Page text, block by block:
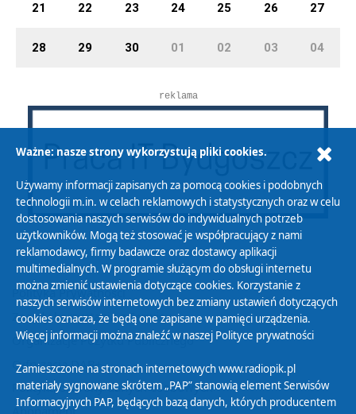
21 22 23 24 25 26 27
28 29 30 01 02 03 04
reklama
Polityka Prywatności
Zasady korzystania z Serwisu
Organizacje Pożytku Publicznego
Cyfryzacja DAB+
Polityka ochrony danych osobowych
Abonament
Ważne: nasze strony wykorzystują pliki cookies.
Używamy informacji zapisanych za pomocą cookies i podobnych
technologii m.in. w celach reklamowych i statystycznych oraz w celu
dostosowania naszych serwisów do indywidualnych potrzeb
użytkowników. Mogą też stosować je współpracujący z nami
reklamodawcy, firmy badawcze oraz dostawcy aplikacji
multimedialnych. W programie służącym do obsługi internetu
można zmienić ustawienia dotyczące cookies. Korzystanie z
naszych serwisów internetowych bez zmiany ustawień dotyczących
cookies oznacza, że będą one zapisane w pamięci urządzenia.
Więcej informacji można znaleźć w naszej Polityce prywatności
Zamieszczone na stronach internetowych www.radiopik.pl
materiały sygnowane skrótem „PAP” stanowią element Serwisów
Informacyjnych PAP, będących bazą danych, których producentem